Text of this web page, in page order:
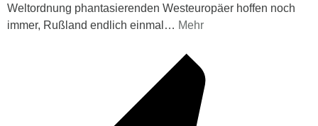
Weltordnung phantasierenden Westeuropäer hoffen noch
immer, Rußland endlich einmal … Mehr